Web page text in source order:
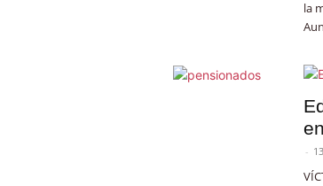
la
-